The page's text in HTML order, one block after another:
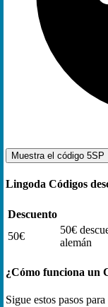
Muestra el código 5SP
Lingoda Códigos
Descuento
50€
50€
alemán
¿Cómo funciona un
Sigue estos pasos